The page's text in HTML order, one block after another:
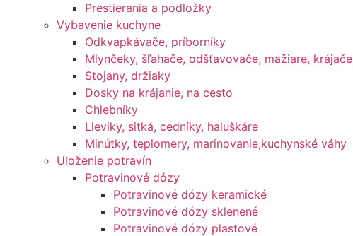
Prestierania a podložky
Vybavenie kuchyne
Odkvapkávače, príborníky
Mlynčeky, šľahače, odšťavovače, mažiare, krájače
Stojany, držiaky
Dosky na krájanie, na cesto
Chlebníky
Lieviky, sitká, cedníky, haluškáre
Minútky, teplomery, marinovanie,kuchynské váhy
Uloženie potravín
Potravinové dózy
Potravinové dózy keramické
Potravinové dózy sklenené
Potravinové dózy plastové